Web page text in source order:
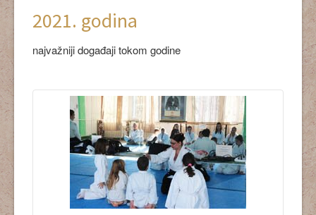
2021. godina
najvažniji događaji tokom godine